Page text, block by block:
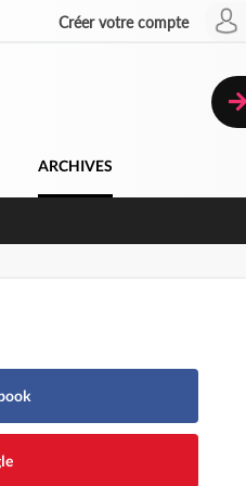
Créer votre compte
ARCHIVES
contre les produits